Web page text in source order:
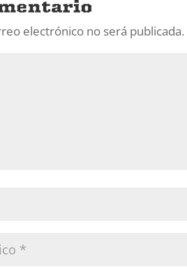
electrónico no será publicada.